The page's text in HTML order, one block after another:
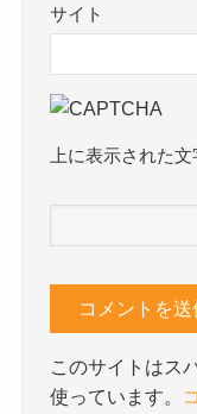
サイト
上に表示された
このサイトはス
使っています。